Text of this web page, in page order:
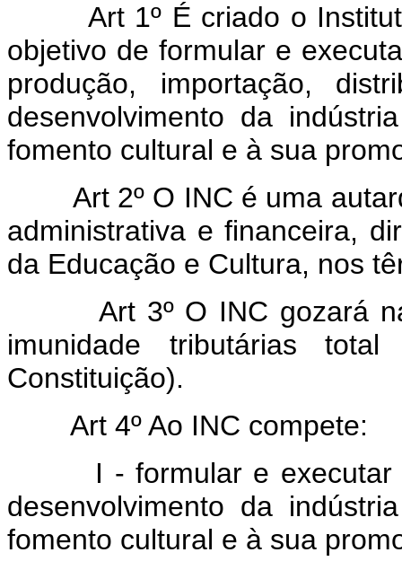
Art 1º É criado o
objetivo de formular e
produção, importação,
desenvolvimento da
fomento cultural e à sua
Art 2º O INC é uma
administrativa e financeira,
da Educação e Cultura, nos
Art 3º O INC gozará
imunidade tributárias
Constituição).
Art 4º Ao INC compete:
I - formular e executar a
desenvolvimento da
fomento cultural e à sua